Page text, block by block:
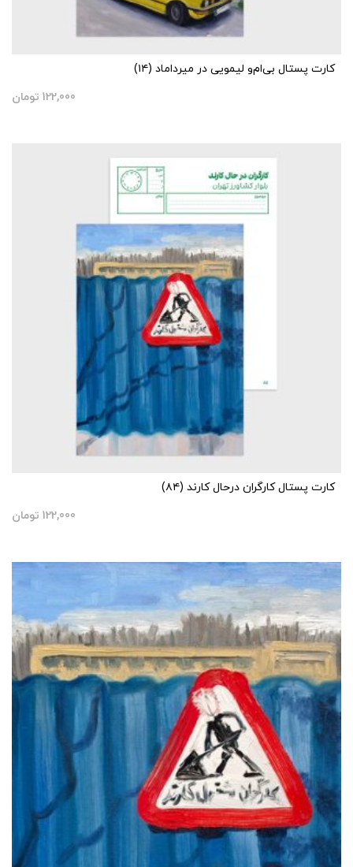
کارت پستال بی‌ام‌و لیمویی در میرداماد (۱۴)
122,000 تومان
کارت پستال کارگران درحال کارند (۸۴)
122,000 تومان